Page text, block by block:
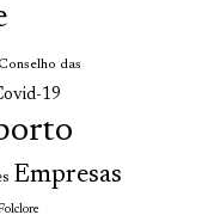
Conselho das
19
Empresas